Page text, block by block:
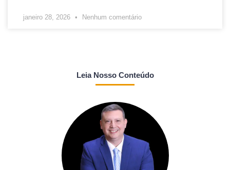
janeiro 28, 2026 Nenhum comentário
Leia Nosso Conteúdo